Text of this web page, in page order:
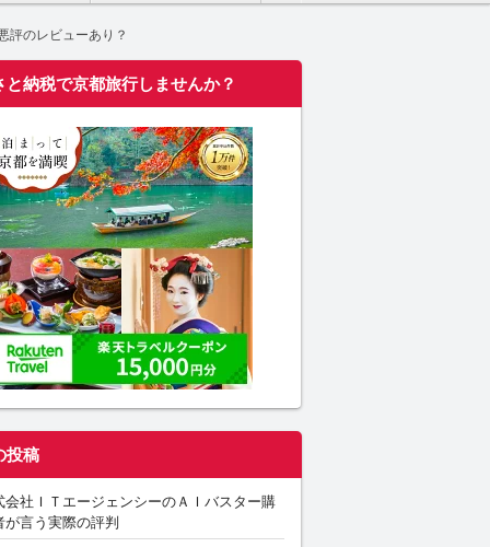
評のレビューあり？
と納税で京都旅行しませんか？
投稿
会社ＩＴエージェンシーのＡＩバスター購
が言う実際の評判